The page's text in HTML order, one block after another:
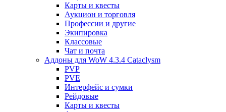
Карты и квесты
Аукцион и торговля
Профессии и другие
Экипировка
Классовые
Чат и почта
Аддоны для WoW 4.3.4 Cataclysm
PVP
PVE
Интерфейс и сумки
Рейдовые
Карты и квесты